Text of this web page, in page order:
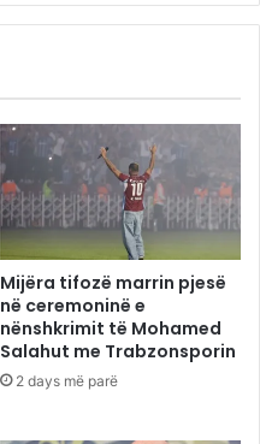
Mijëra tifozë marrin pjesë
në ceremoninë e
nënshkrimit të Mohamed
Salahut me Trabzonsporin
2 days më parë